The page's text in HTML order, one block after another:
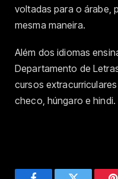
voltadas para o árabe,
mesma maneira.
Além dos idiomas
Departamento de
cursos
checo, húngaro e hindi.